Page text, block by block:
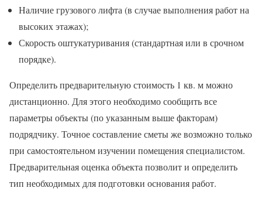
Наличие грузового лифта (в случае выполнения работ на
высоких этажах);
Скорость оштукатуривания (стандартная или в срочном
порядке).
Определить предварительную стоимость 1 кв. м можно
дистанционно. Для этого необходимо сообщить все
параметры объекты (по указанным выше факторам)
подрядчику. Точное составление сметы же возможно только
при самостоятельном изучении помещения специалистом.
Предварительная оценка объекта позволит и определить
тип необходимых для подготовки основания работ.